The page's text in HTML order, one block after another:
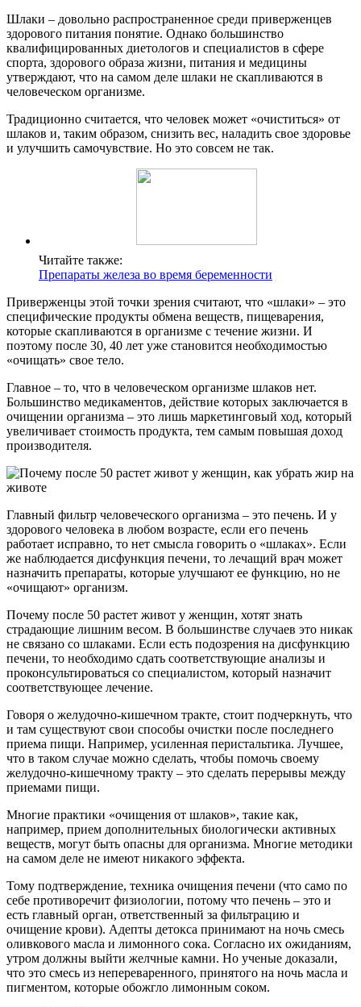
Шлаки – довольно распространенное среди приверженцев
здорового питания понятие. Однако большинство
квалифицированных диетологов и специалистов в сфере
спорта, здорового образа жизни, питания и медицины
утверждают, что на самом деле шлаки не скапливаются в
человеческом организме.
Традиционно считается, что человек может «очиститься» от
шлаков и, таким образом, снизить вес, наладить свое здоровье
и улучшить самочувствие. Но это совсем не так.
Читайте также:
Препараты железа во время беременности
Приверженцы этой точки зрения считают, что «шлаки» – это
специфические продукты обмена веществ, пищеварения,
которые скапливаются в организме с течение жизни. И
поэтому после 30, 40 лет уже становится необходимостью
«очищать» свое тело.
Главное – то, что в человеческом организме шлаков нет.
Большинство медикаментов, действие которых заключается в
очищении организма – это лишь маркетинговый ход, который
увеличивает стоимость продукта, тем самым повышая доход
производителя.
Главный фильтр человеческого организма – это печень. И у
здорового человека в любом возрасте, если его печень
работает исправно, то нет смысла говорить о «шлаках». Если
же наблюдается дисфункция печени, то лечащий врач может
назначить препараты, которые улучшают ее функцию, но не
«очищают» организм.
Почему после 50 растет живот у женщин, хотят знать
страдающие лишним весом. В большинстве случаев это никак
не связано со шлаками. Если есть подозрения на дисфункцию
печени, то необходимо сдать соответствующие анализы и
проконсультироваться со специалистом, который назначит
соответствующее лечение.
Говоря о желудочно-кишечном тракте, стоит подчеркнуть, что
и там существуют свои способы очистки после последнего
приема пищи. Например, усиленная перистальтика. Лучшее,
что в таком случае можно сделать, чтобы помочь своему
желудочно-кишечному тракту – это сделать перерывы между
приемами пищи.
Многие практики «очищения от шлаков», такие как,
например, прием дополнительных биологически активных
веществ, могут быть опасны для организма. Многие методики
на самом деле не имеют никакого эффекта.
Тому подтверждение, техника очищения печени (что само по
себе противоречит физиологии, потому что печень – это и
есть главный орган, ответственный за фильтрацию и
очищение крови). Адепты детокса принимают на ночь смесь
оливкового масла и лимонного сока. Согласно их ожиданиям,
утром должны выйти желчные камни. Но ученые доказали,
что это смесь из непереваренного, принятого на ночь масла и
пигментом, которые обожгло лимонным соком.